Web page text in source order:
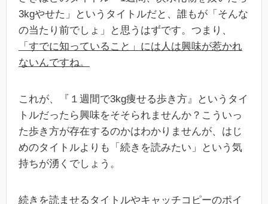
3kgやせた」というタイトルだと、誰もが「そんな
の当たり前でしょ」と思うはずです。つまり、
「すでに知っていること」には人は興味が惹かれ
ないんですね。
これが、『１週間で3kg痩せる歩き方』というタイ
トルだったら興味をそそられませんか？こういっ
た歩き方が存在するのかはわかりませんが、はじ
めのタイトルよりも「続きを読みたい」という気
持ちが湧くでしょう。
続きを読ませるタイトルやキャッチコピーのポイ